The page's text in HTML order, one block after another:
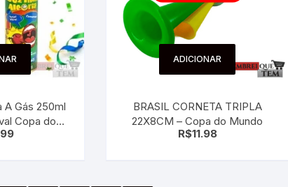
A Gás 250ml
Copa do
Eventos
ADICIONAR
BRASIL CORNETA TRIPLA
22X8CM – Copa do Mundo
R$11.98